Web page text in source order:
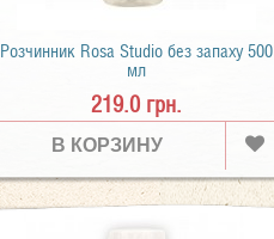
Розчинник Rosa Studio без запаху 500
мл
219.0 грн.
В КОРЗИНУ